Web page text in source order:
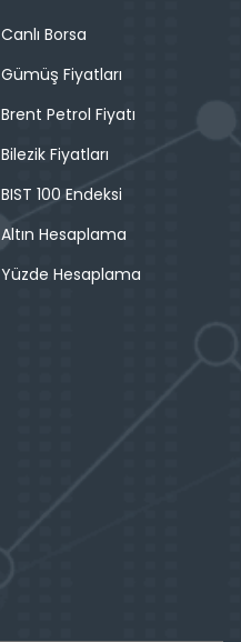
Canlı Borsa
Gümüş Fiyatları
Brent Petrol Fiyatı
Bilezik Fiyatları
BIST 100 Endeksi
Altın Hesaplama
Yüzde Hesaplama